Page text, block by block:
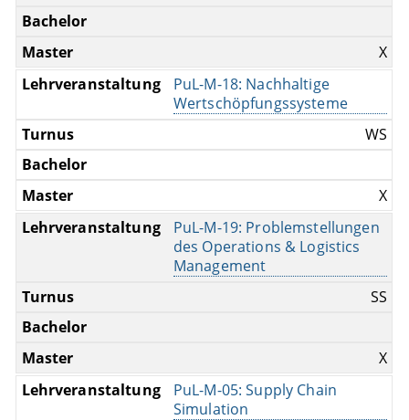
X
PuL-M-18: Nachhaltige
Wertschöpfungssysteme
WS
X
PuL-M-19: Problemstellungen
des Operations & Logistics
Management
SS
X
PuL-M-05: Supply Chain
Simulation